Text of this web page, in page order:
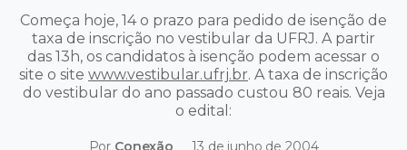
Começa hoje, 14 o prazo para pedido de isenção de
taxa de inscrição no vestibular da UFRJ. A partir
das 13h, os candidatos à isenção podem acessar o
site o site www.vestibular.ufrj.br. A taxa de inscrição
do vestibular do ano passado custou 80 reais. Veja
o edital:
Por Conexão 13 de junho de 2004